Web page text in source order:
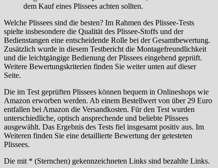
dem Kauf eines Plissees achten sollten.
Welche Plissees sind die besten? Im Rahmen des Plissee-Tests
spielte insbesondere die Qualität des Plissee-Stoffs und der
Bedienstangen eine entscheidende Rolle bei der Gesamtbewertung.
Zusätzlich wurde in diesem Testbericht die Montagefreundlichkeit
und die leichtgängige Bedienung der Plissees eingehend geprüft.
Weitere Bewertungskriterien finden Sie weiter unten auf dieser
Seite.
Die im Test geprüften Plissees können bequem in Onlineshops wie
Amazon erworben werden. Ab einem Bestellwert von über 29 Euro
entfallen bei Amazon die Versandkosten. Für den Test wurden
unterschiedliche, optisch ansprechende und beliebte Plissees
ausgewählt. Das Ergebnis des Tests fiel insgesamt positiv aus. Im
Weiteren finden Sie eine detaillierte Bewertung der getesteten
Plissees.
Die mit * (Sternchen) gekennzeichneten Links sind bezahlte Links.